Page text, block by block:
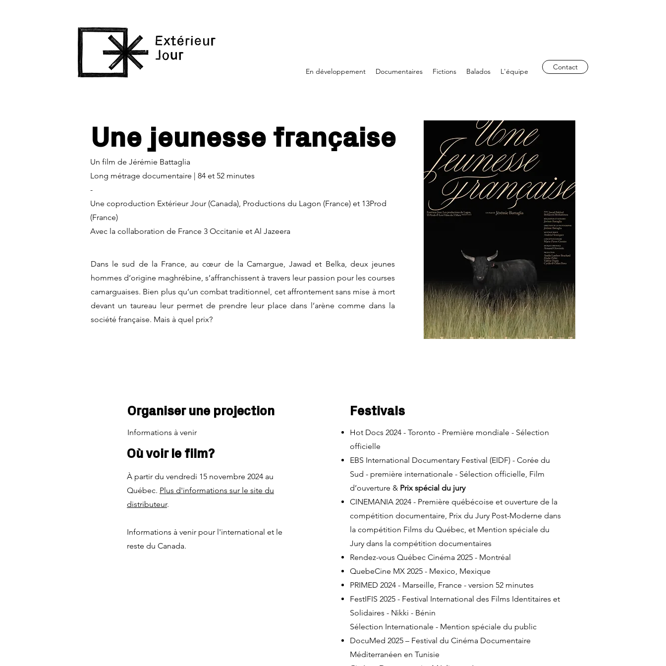
En développement Documentaires Fictions Balados L'équipe Contact
Une jeunesse française
Dans le sud de la France, au cœur de la Camargue, Jawad et Belka, deux jeunes
hommes d’origine maghrébine, s’affranchissent à travers leur passion pour les courses
camarguaises. Bien plus qu’un combat traditionnel, cet affrontement sans mise à mort
devant un taureau leur permet de prendre leur place dans l’arène comme dans la
société française. Mais à quel prix?
Un film de Jérémie Battaglia
Long métrage documentaire | 84 et 52 minutes
-
Une coproduction Extérieur Jour (Canada), Productions du Lagon (France) et 13Prod
(France)
Avec la collaboration de France 3 Occitanie et Al Jazeera
Organiser une projection Festivals
Informations à venir
Où voir le film?
À partir du vendredi 15 novembre 2024 au
Québec. Plus d'informations sur le site du
distributeur.
Informations à venir pour l'international et le
reste du Canada.
Hot Docs 2024 - Toronto - Première mondiale - Sélection
officielle
EBS International Documentary Festival (EIDF) - Corée du
Sud - première internationale - Sélection officielle, Film
d’ouverture & Prix spécial du jury
CINEMANIA 2024 - Première québécoise et ouverture de la
compétition documentaire, Prix du Jury Post-Moderne dans
la compétition Films du Québec, et Mention spéciale du
Jury dans la compétition documentaires
Rendez-vous Québec Cinéma 2025 - Montréal
QuebeCine MX 2025 - Mexico, Mexique
PRIMED 2024 - Marseille, France - version 52 minutes
FestIFIS 2025 - Festival International des Films Identitaires et
Solidaires - Nikki - Bénin
Sélection Internationale - Mention spéciale du public
DocuMed 2025 – Festival du Cinéma Documentaire
Méditerranéen en Tunisie